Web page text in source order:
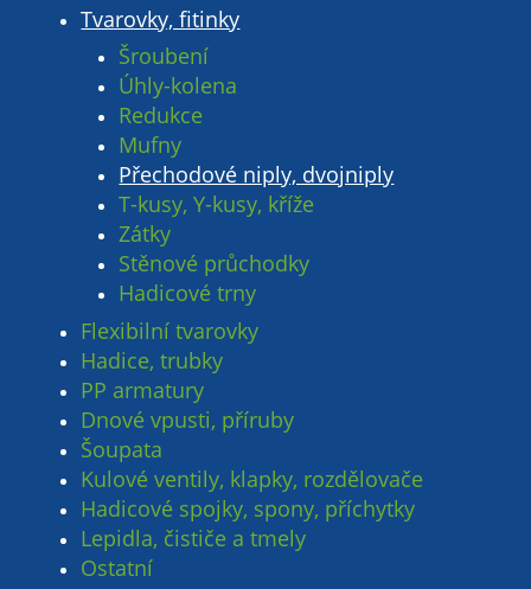
Tvarovky, fitinky
Šroubení
Úhly-kolena
Redukce
Mufny
Přechodové niply, dvojniply
T-kusy, Y-kusy, kříže
Zátky
Stěnové průchodky
Hadicové trny
Flexibilní tvarovky
Hadice, trubky
PP armatury
Dnové vpusti, příruby
Šoupata
Kulové ventily, klapky, rozdělovače
Hadicové spojky, spony, příchytky
Lepidla, čističe a tmely
Ostatní